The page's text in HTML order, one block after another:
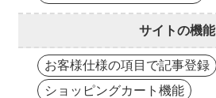
サイトの機能
お客様仕様の項目で記事登録
ショッピングカート機能